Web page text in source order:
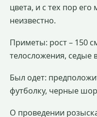
цвета, и с тех пор
неизвестно.
Приметы: рост – 150
телосложения, седые
Был одет:
футболку, черные
О проведении